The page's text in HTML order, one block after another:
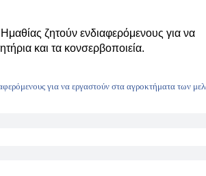
ζητούν ενδιαφερόμενους για να
και τα κονσερβοποιεία.